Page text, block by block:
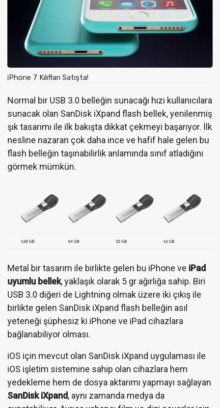
iPhone 7 Kılıfları Satışta!
Normal bir USB 3.0 belleğin sunacağı hızı kullanıcılara
sunacak olan SanDisk iXpand flash bellek, yenilenmiş
şık tasarımı ile ilk bakışta dikkat çekmeyi başarıyor. İlk
nesline nazaran çok daha ince ve hafif hale gelen bu
flash belleğin taşınabilirlik anlamında sınıf atladığını
görmek mümkün.
Metal bir tasarım ile birlikte gelen bu iPhone ve iPad
uyumlu bellek, yaklaşık olarak 5 gr ağırlığa sahip. Biri
USB 3.0 diğeri de Lightning olmak üzere iki çıkış ile
birlikte gelen SanDisk iXpand flash belleğin asıl
yeteneği şüphesiz ki iPhone ve iPad cihazlara
bağlanabiliyor olması.
iOS için mevcut olan SanDisk iXpand uygulaması ile
iOS işletim sistemine sahip olan cihazlara hem
yedekleme hem de dosya aktarımı yapmayı sağlayan
SanDisk iXpand, aynı zamanda medya da